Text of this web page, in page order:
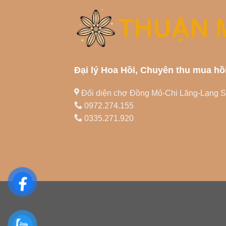
Đại lý Hoa Hồi, Chuyên thu mua
Đối diện chợ Đồng Mỏ-Chi Lăng-Lạng
0972.274.155
0335.271.920